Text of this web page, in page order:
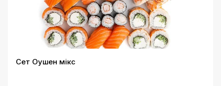
Сет Оушен мікс